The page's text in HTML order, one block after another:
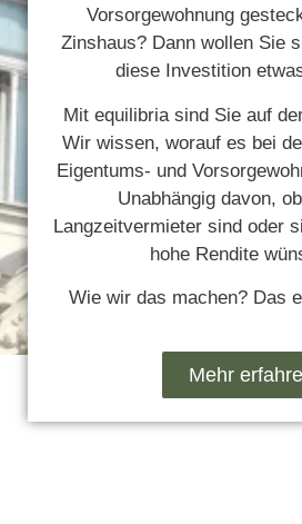
Vorsorgewohnung
Zinshaus? Dann wollen Sie
diese Investition
Mit equilibria sind Sie auf
Wir wissen, worauf es bei
Eigentums- und
Unabhängig davon,
Langzeitvermieter sind oder
hohe Rendite
Wie wir das machen? Das
Mehr